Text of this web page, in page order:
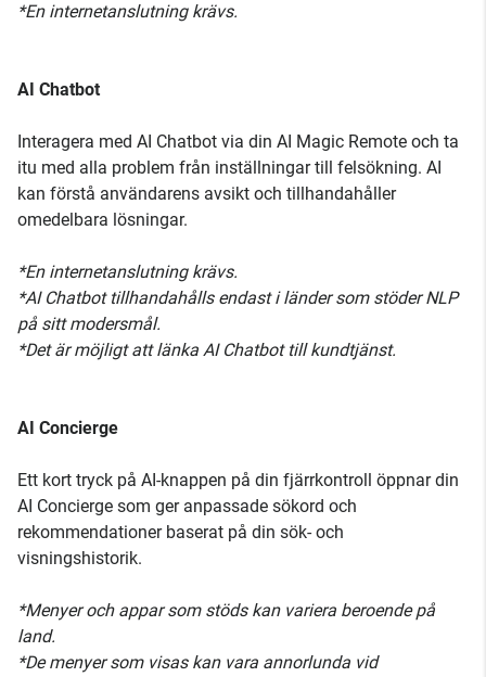
*En internetanslutning krävs.
AI Chatbot
Interagera med AI Chatbot via din AI Magic Remote och ta
itu med alla problem från inställningar till felsökning. AI
kan förstå användarens avsikt och tillhandahåller
omedelbara lösningar.
*En internetanslutning krävs.
*AI Chatbot tillhandahålls endast i länder som stöder NLP
på sitt modersmål.
*Det är möjligt att länka AI Chatbot till kundtjänst.
AI Concierge
Ett kort tryck på AI-knappen på din fjärrkontroll öppnar din
AI Concierge som ger anpassade sökord och
rekommendationer baserat på din sök- och
visningshistorik.
*Menyer och appar som stöds kan variera beroende på
land.
*De menyer som visas kan vara annorlunda vid